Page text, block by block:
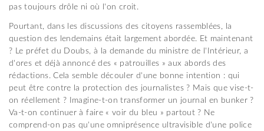
pas toujours drôle ni où l'on croit.
Pourtant, dans les discussions des citoyens rassemblées, la
question des lendemains était largement abordée. Et maintenant
? Le préfet du Doubs, à la demande du ministre de l'Intérieur, a
d'ores et déjà annoncé des « patrouilles » aux abords des
rédactions. Cela semble découler d'une bonne intention : qui
peut être contre la protection des journalistes ? Mais que vise-t-
on réellement ? Imagine-t-on transformer un journal en bunker ?
Va-t-on continuer à faire « voir du bleu » partout ? Ne
comprend-on pas qu'une omniprésence ultravisible d'une police